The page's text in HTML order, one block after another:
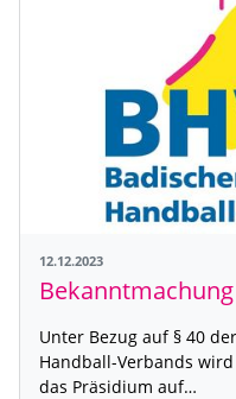
12.12.2023
Unter Bezug auf § 40
Handball-Verbands
das Präsidium auf…